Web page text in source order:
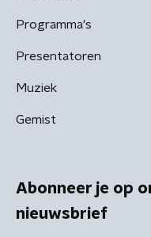
Programma's
Presentatoren
Muziek
Gemist
Abonneer je op
nieuwsbrief